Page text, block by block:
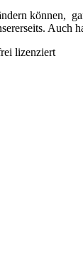
können,
lizenziert